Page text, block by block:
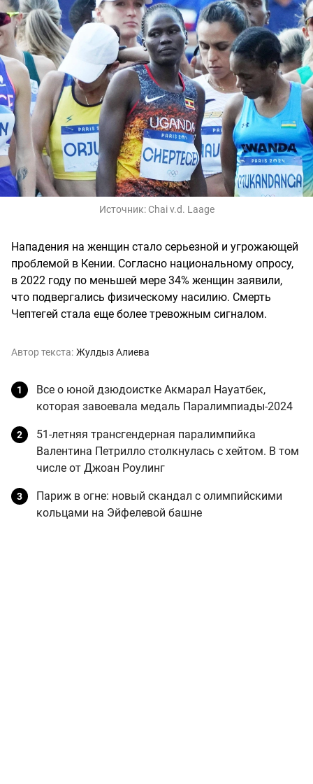
Источник: Chai v.d. Laage
Нападения на женщин стало серьезной и угрожающей
проблемой в Кении. Согласно национальному опросу,
в 2022 году по меньшей мере 34% женщин заявили,
что подвергались физическому насилию. Смерть
Чептегей стала еще более тревожным сигналом.
Автор текста: Жулдыз Алиева
Все о юной дзюдоистке Акмарал Науатбек,
которая завоевала медаль Паралимпиады-2024
51-летняя трансгендерная паралимпийка
Валентина Петрилло столкнулась с хейтом. В том
числе от Джоан Роулинг
Париж в огне: новый скандал с олимпийскими
кольцами на Эйфелевой башне